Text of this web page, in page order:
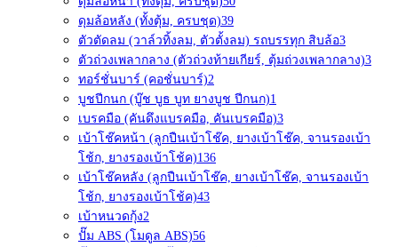
ดุมล้อหลัง (ทั้งตุ้ม, ครบชุด)39
ตัวตัดลม (วาล์วทิ้งลม, ตัวตั้งลม) รถบรรทุก สิบล้อ3
ตัวถ่วงเพลากลาง (ตัวถ่วงท้ายเกียร์, ตุ้มถ่วงเพลากลาง)3
ทอร์ชั่นบาร์ (คอชั่นบาร์)2
บูชปีกนก (บู๊ช บูธ บูท ยางบูช ปีกนก)1
เบรคมือ (คันดึงแบรคมือ, คันเบรคมือ)3
เบ้าโช๊คหน้า (ลูกปืนเบ้าโช๊ค, ยางเบ้าโช๊ค, จานรองเบ้า
โช้ก, ยางรองเบ้าโช้ค)136
เบ้าโช๊คหลัง (ลูกปืนเบ้าโช๊ค, ยางเบ้าโช๊ค, จานรองเบ้า
โช้ก, ยางรองเบ้าโช้ค)43
เบ้าหนวดกุ้ง2
ปั๊ม ABS (โมดูล ABS)56